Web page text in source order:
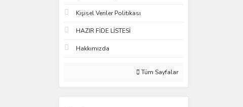
Kişisel Veriler Politikası
HAZIR FİDE LİSTESİ
Hakkımızda
Tüm Sayfalar